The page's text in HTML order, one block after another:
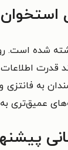
شده
قدرت
به
عمیق‌تری